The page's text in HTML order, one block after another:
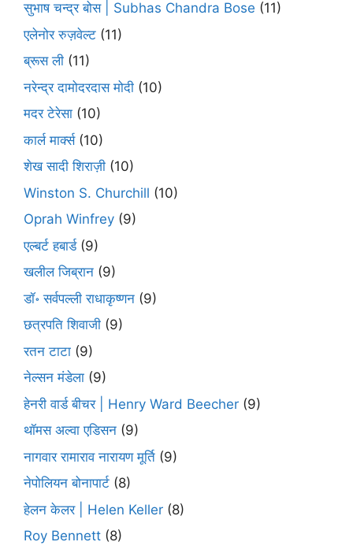
सुभाष चन्द्र बोस | Subhas Chandra Bose (11)
एलेनोर रुज़वेल्ट (11)
ब्रूस ली (11)
नरेन्द्र दामोदरदास मोदी (10)
मदर टेरेसा (10)
कार्ल मार्क्स(10)
शेख सादी शिराज़ी (10)
Winston S. Churchill (10)
Oprah Winfrey (9)
एल्बर्ट हबार्ड(9)
खलील जिब्रान (9)
डॉ॰ सर्वपल्ली राधाकृष्णन (9)
छत्रपति शिवाजी (9)
रतन टाटा (9)
नेल्सन मंडेला (9)
हेनरी वार्ड बीचर | Henry Ward Beecher (9)
थॉमस अल्वा एडिसन (9)
नागवार रामाराव नारायण मूर्ति (9)
नेपोलियन बोनापार्ट (8)
हेलन केलर | Helen Keller (8)
Roy Bennett (8)